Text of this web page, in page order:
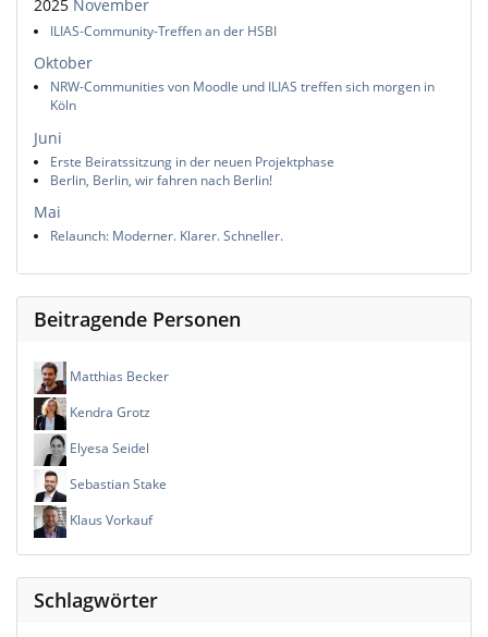
2025 November
ILIAS-Community-Treffen an der HSBI
Oktober
NRW-Communities von Moodle und ILIAS treffen sich morgen in
Köln
Juni
Erste Beiratssitzung in der neuen Projektphase
Berlin, Berlin, wir fahren nach Berlin!
Mai
Relaunch: Moderner. Klarer. Schneller.
Beitragende Personen
Matthias Becker
Kendra Grotz
Elyesa Seidel
Sebastian Stake
Klaus Vorkauf
Schlagwörter